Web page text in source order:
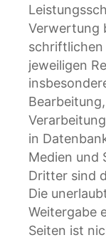
Verwertung
schriftlichen
jeweiligen
in
Medien und
Dritter sind
Die
Weitergabe
Seiten ist